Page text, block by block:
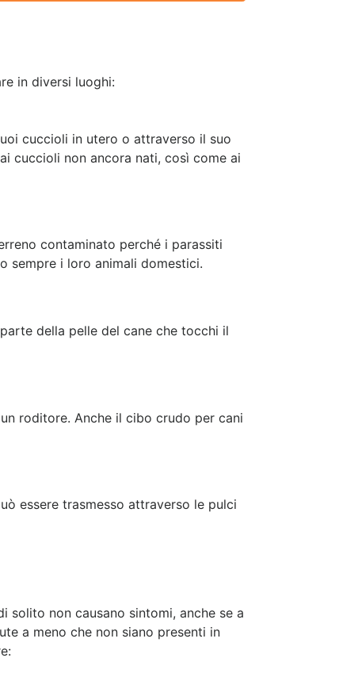
in diversi luoghi:
cuccioli in utero o attraverso il suo
cuccioli non ancora nati, così come ai
contaminato perché i parassiti
sempre i loro animali domestici.
della pelle del cane che tocchi il
roditore. Anche il cibo crudo per cani
essere trasmesso attraverso le pulci
solito non causano sintomi, anche se a
a meno che non siano presenti in